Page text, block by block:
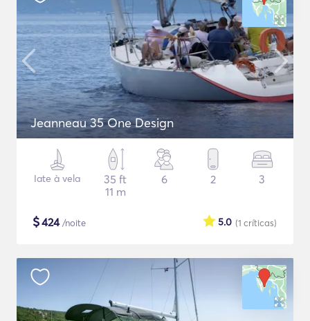
Jeanneau 35 One Design
Iate à vela
35 ft
11 m
6 2 3
$424/noite (1 críticas)
5.0